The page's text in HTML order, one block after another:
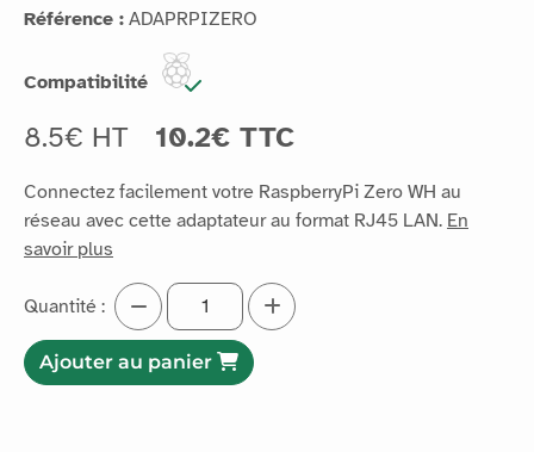
Référence : ADAPRPIZERO
Compatibilité
8.5€ HT 10.2€ TTC
Connectez facilement votre RaspberryPi Zero WH au
réseau avec cette adaptateur au format RJ45 LAN. En
savoir plus
Quantité :
Ajouter au panier